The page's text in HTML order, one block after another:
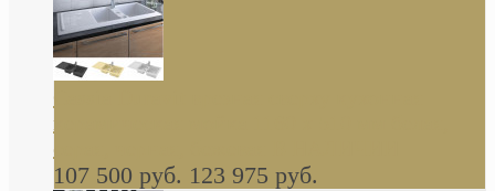
керамическая мойка 1160 x 510 мм белая,
серая, черная, бежевая В НАЛИЧИИ
107 500 руб. 123 975 руб.